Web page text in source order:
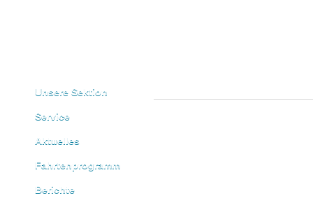
Unsere Sektion
Service
Aktuelles
Fahrtenprogramm
Berichte